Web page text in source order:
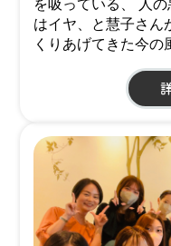
を吸っている、 人
はイヤ、と慧子さん
くりあげてきた今